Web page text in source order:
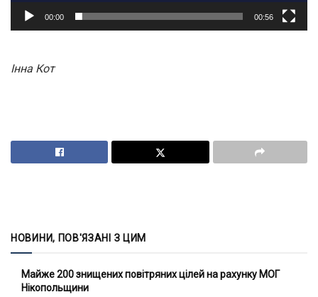
00:00 00:56
Інна Кот
НОВИНИ, ПОВ'ЯЗАНІ З ЦИМ
Майже 200 знищених повітряних цілей на рахунку МОГ
Нікопольщини